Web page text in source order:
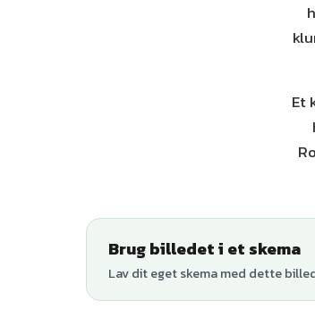
Et
Brug billedet i et skema
Lav dit eget skema med dette